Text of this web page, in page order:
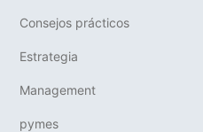
Consejos prácticos
Estrategia
Management
pymes